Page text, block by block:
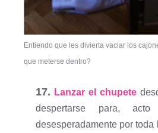
Entiendo que les divierta vaciar los
que meterse dentro?
17. Lanzar el chupete
despertarse para, acto
desesperadamente por toda